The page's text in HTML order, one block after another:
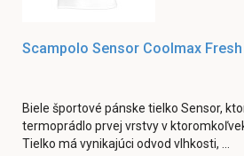
Scampolo Sensor Coolmax Fresh
Biele športové pánske tielko Sensor,
termoprádlo prvej vrstvy v
Tielko má vynikajúci odvod vlhkosti, ...